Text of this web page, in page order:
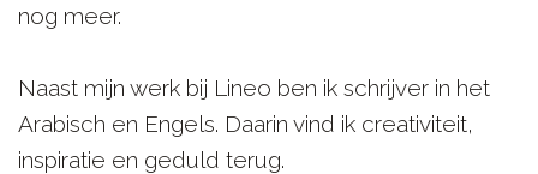
nog meer.
Naast mijn werk bij Lineo ben ik schrijver in het
Arabisch en Engels. Daarin vind ik creativiteit,
inspiratie en geduld terug.